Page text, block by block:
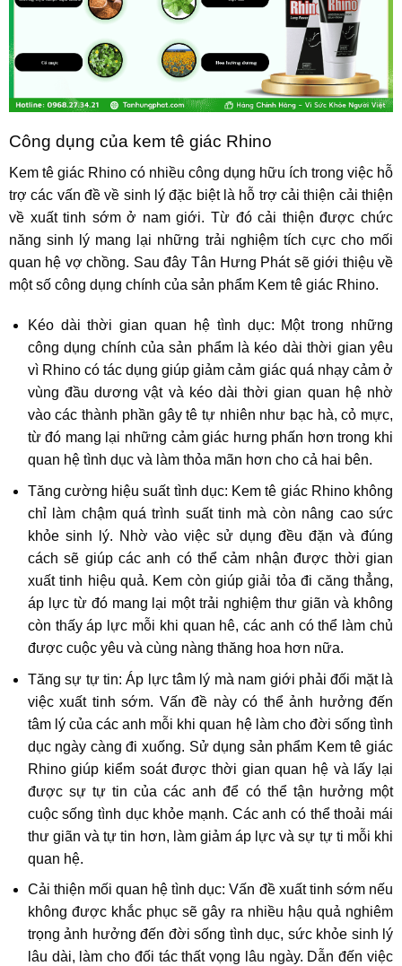
Công dụng của kem tê giác Rhino
Kem tê giác Rhino có nhiều công dụng hữu ích trong việc hỗ
trợ các vấn đề về sinh lý đặc biệt là hỗ trợ cải thiện cải thiện
về xuất tinh sớm ở nam giới. Từ đó cải thiện được chức
năng sinh lý mang lại những trải nghiệm tích cực cho mối
quan hệ vợ chồng. Sau đây Tân Hưng Phát sẽ giới thiệu về
một số công dụng chính của sản phẩm Kem tê giác Rhino.
Kéo dài thời gian quan hệ tình dục: Một trong những
công dụng chính của sản phẩm là kéo dài thời gian yêu
vì Rhino có tác dụng giúp giảm cảm giác quá nhạy cảm ở
vùng đầu dương vật và kéo dài thời gian quan hệ nhờ
vào các thành phần gây tê tự nhiên như bạc hà, cỏ mực,
từ đó mang lại những cảm giác hưng phấn hơn trong khi
quan hệ tình dục và làm thỏa mãn hơn cho cả hai bên.
Tăng cường hiệu suất tình dục: Kem tê giác Rhino không
chỉ làm chậm quá trình suất tinh mà còn nâng cao sức
khỏe sinh lý. Nhờ vào việc sử dụng đều đặn và đúng
cách sẽ giúp các anh có thể cảm nhận được thời gian
xuất tinh hiệu quả. Kem còn giúp giải tỏa đi căng thẳng,
áp lực từ đó mang lại một trải nghiệm thư giãn và không
còn thấy áp lực mỗi khi quan hê, các anh có thể làm chủ
được cuộc yêu và cùng nàng thăng hoa hơn nữa.
Tăng sự tự tin: Áp lực tâm lý mà nam giới phải đối mặt là
việc xuất tinh sớm. Vấn đề này có thể ảnh hưởng đến
tâm lý của các anh mỗi khi quan hệ làm cho đời sống tình
dục ngày càng đi xuống. Sử dụng sản phẩm Kem tê giác
Rhino giúp kiểm soát được thời gian quan hệ và lấy lại
được sự tự tin của các anh để có thể tận hưởng một
cuộc sống tình dục khỏe mạnh. Các anh có thể thoải mái
thư giãn và tự tin hơn, làm giảm áp lực và sự tự ti mỗi khi
quan hệ.
Cải thiện mối quan hệ tình dục: Vấn đề xuất tinh sớm nếu
không được khắc phục sẽ gây ra nhiều hậu quả nghiêm
trọng ảnh hưởng đến đời sống tình dục, sức khỏe sinh lý
lâu dài, làm cho đối tác thất vọng lâu ngày. Dẫn đến việc